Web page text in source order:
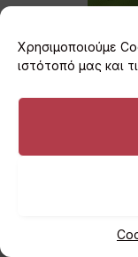
Χρησιμοποιούμε
ιστότοπό μας και